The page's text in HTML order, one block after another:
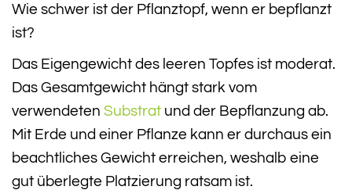
Wie schwer ist der Pflanztopf, wenn er bepflanzt
ist?
Das Eigengewicht des leeren Topfes ist moderat.
Das Gesamtgewicht hängt stark vom
verwendeten Substrat und der Bepflanzung ab.
Mit Erde und einer Pflanze kann er durchaus ein
beachtliches Gewicht erreichen, weshalb eine
gut überlegte Platzierung ratsam ist.